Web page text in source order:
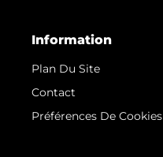
Information
Plan Du Site
Contact
Préférences De Cookies